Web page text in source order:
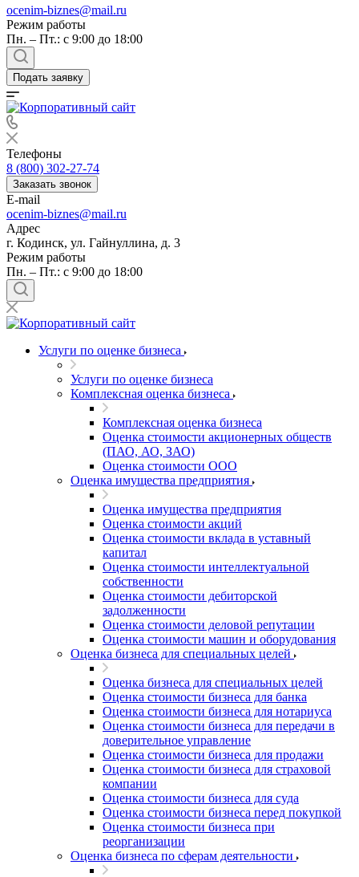
ocenim-biznes@mail.ru
Режим работы
Пн. – Пт.: с 9:00 до 18:00
Подать заявку
Телефоны
8 (800) 302-27-74
Заказать звонок
E-mail
ocenim-biznes@mail.ru
Адрес
г. Кодинск, ул. Гайнуллина, д. 3
Режим работы
Пн. – Пт.: с 9:00 до 18:00
Услуги по оценке бизнеса
Услуги по оценке бизнеса
Комплексная оценка бизнеса
Комплексная оценка бизнеса
Оценка стоимости акционерных обществ
(ПАО, АО, ЗАО)
Оценка стоимости ООО
Оценка имущества предприятия
Оценка имущества предприятия
Оценка стоимости акций
Оценка стоимости вклада в уставный
капитал
Оценка стоимости интеллектуальной
собственности
Оценка стоимости дебиторской
задолженности
Оценка стоимости деловой репутации
Оценка стоимости машин и оборудования
Оценка бизнеса для специальных целей
Оценка бизнеса для специальных целей
Оценка стоимости бизнеса для банка
Оценка стоимости бизнеса для нотариуса
Оценка стоимости бизнеса для передачи в
доверительное управление
Оценка стоимости бизнеса для продажи
Оценка стоимости бизнеса для страховой
компании
Оценка стоимости бизнеса для суда
Оценка стоимости бизнеса перед покупкой
Оценка стоимости бизнеса при
реорганизации
Оценка бизнеса по сферам деятельности